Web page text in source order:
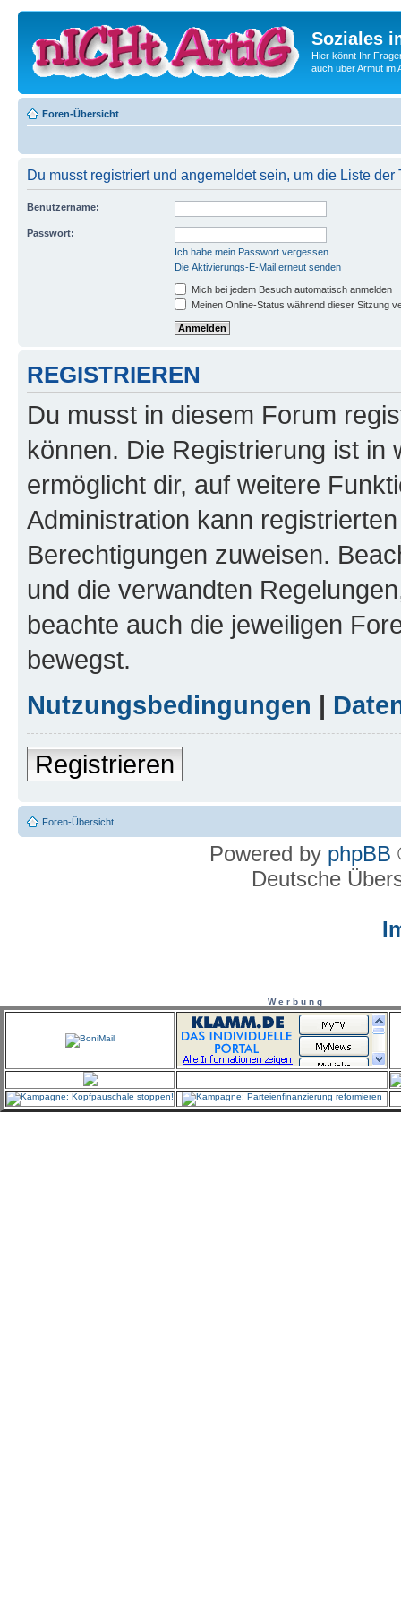
Soziales
Hier könnt Ihr
auch über Armut im
Foren-Übersicht
Du musst registriert und angemeldet sein, um die Liste
Benutzername:
Passwort:
Ich habe mein Passwort vergessen
Die Aktivierungs-E-Mail erneut senden
Mich bei jedem Besuch automatisch anmelden
Meinen Online-Status während dieser Sitzung
REGISTRIEREN
Du musst in diesem Forum
können. Die Registrierung ist in
ermöglicht dir, auf weitere
Administration kann
Berechtigungen zuweisen.
und die verwandten
beachte auch die jeweiligen
bewegst.
Nutzungsbedingungen |
Registrieren
Foren-Übersicht
Powered by phpBB
Deutsche
W e r b u n g